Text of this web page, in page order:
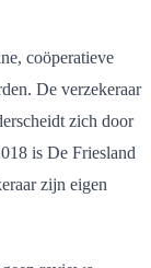
coöperatieve
De verzekeraar
zich door
is De Friesland
zijn eigen